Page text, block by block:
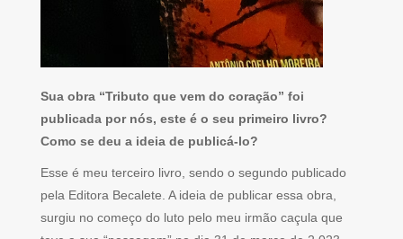
Sua obra “Tributo que vem do coração” foi
publicada por nós, este é o seu primeiro livro?
Como se deu a ideia de publicá-lo?
Esse é meu terceiro livro, sendo o segundo publicado
pela Editora Becalete. A ideia de publicar essa obra,
surgiu no começo do luto pelo meu irmão caçula que